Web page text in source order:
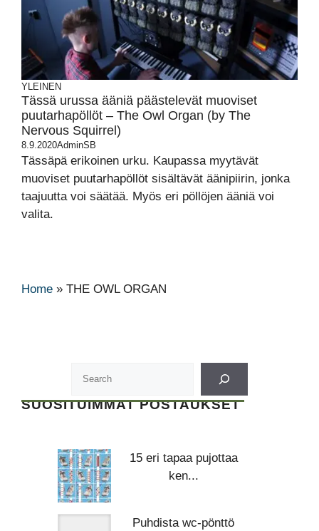
YLEINEN
Tässä urussa ääniä päästelevät muoviset
puutarhapöllöt – The Owl Organ (by The
Nervous Squirrel)
8.9.2020AdminSB
Tässäpä erikoinen urku. Kaupassa myytävät
muoviset puutarhapöllöt sisältävät äänipiirin, jonka
taajuutta voi säätää. Myös eri pöllöjen ääniä voi
valita.
Home » THE OWL ORGAN
SUOSITUIMMAT POSTAUKSET
15 eri tapaa pujottaa
ken...
Puhdista wc-pönttö